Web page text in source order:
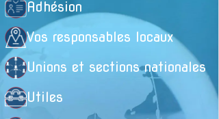
Adhésion
Vos responsables locaux
Unions et sections nationales
Utiles